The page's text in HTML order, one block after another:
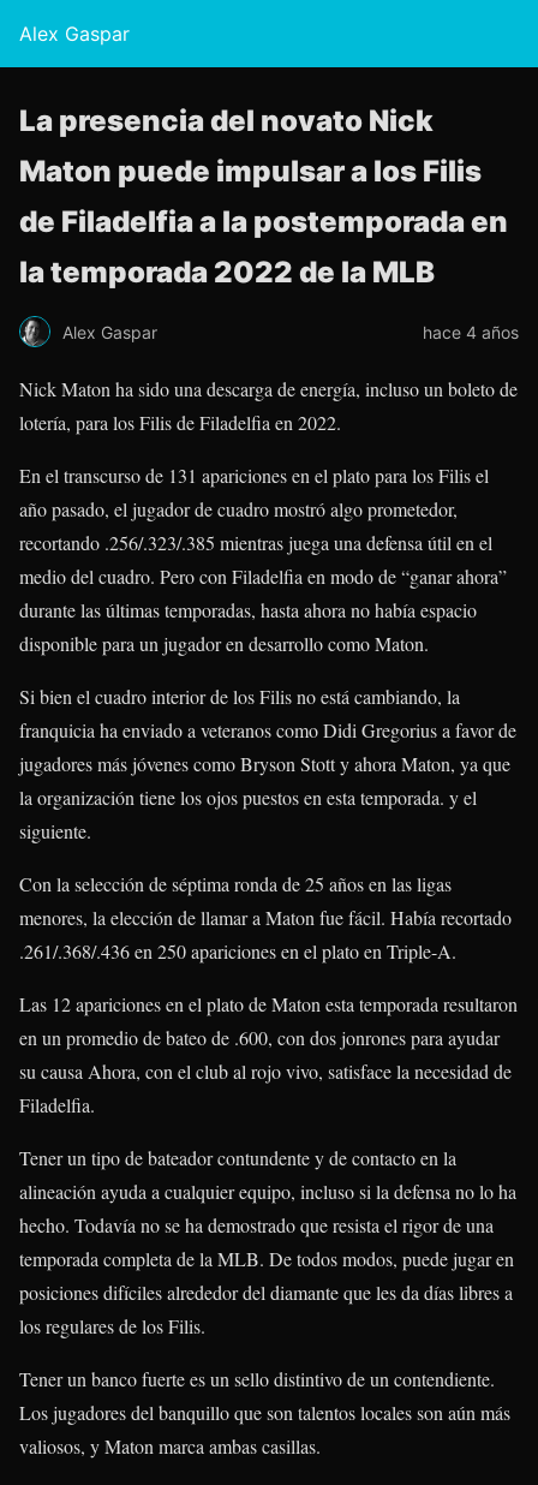
Alex Gaspar
La presencia del novato Nick
Maton puede impulsar a los Filis
de Filadelfia a la postemporada en
la temporada 2022 de la MLB
Alex Gaspar hace 4 años
Nick Maton ha sido una descarga de energía, incluso un boleto de
lotería, para los Filis de Filadelfia en 2022.
En el transcurso de 131 apariciones en el plato para los Filis el
año pasado, el jugador de cuadro mostró algo prometedor,
recortando .256/.323/.385 mientras juega una defensa útil en el
medio del cuadro. Pero con Filadelfia en modo de “ganar ahora”
durante las últimas temporadas, hasta ahora no había espacio
disponible para un jugador en desarrollo como Maton.
Si bien el cuadro interior de los Filis no está cambiando, la
franquicia ha enviado a veteranos como Didi Gregorius a favor de
jugadores más jóvenes como Bryson Stott y ahora Maton, ya que
la organización tiene los ojos puestos en esta temporada. y el
siguiente.
Con la selección de séptima ronda de 25 años en las ligas
menores, la elección de llamar a Maton fue fácil. Había recortado
.261/.368/.436 en 250 apariciones en el plato en Triple-A.
Las 12 apariciones en el plato de Maton esta temporada resultaron
en un promedio de bateo de .600, con dos jonrones para ayudar
su causa Ahora, con el club al rojo vivo, satisface la necesidad de
Filadelfia.
Tener un tipo de bateador contundente y de contacto en la
alineación ayuda a cualquier equipo, incluso si la defensa no lo ha
hecho. Todavía no se ha demostrado que resista el rigor de una
temporada completa de la MLB. De todos modos, puede jugar en
posiciones difíciles alrededor del diamante que les da días libres a
los regulares de los Filis.
Tener un banco fuerte es un sello distintivo de un contendiente.
Los jugadores del banquillo que son talentos locales son aún más
valiosos, y Maton marca ambas casillas.